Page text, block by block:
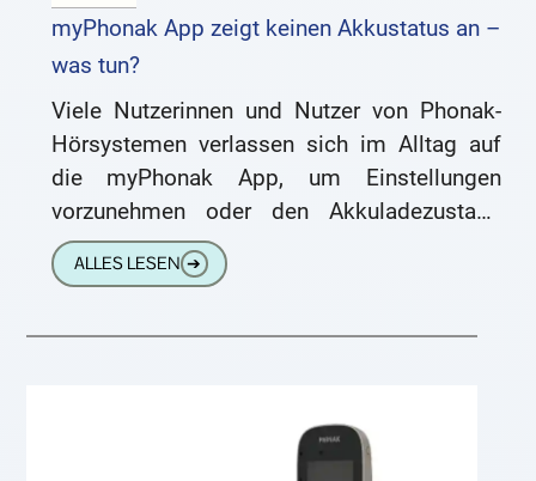
myPhonak App zeigt keinen Akkustatus an –
was tun?
Viele Nutzerinnen und Nutzer von Phonak-
Hörsystemen verlassen sich im Alltag auf
die myPhonak App, um Einstellungen
vorzunehmen oder den Akkuladezustand
ihrer Hörgeräte bequem am Smartphone
abzulesen. Doch was tun, wenn
ALLES LESEN ➔